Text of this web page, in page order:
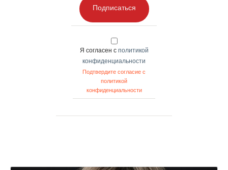
Подписаться
Я согласен с политикой
конфиденциальности
Подтвердите согласие с
политикой
конфиденциальности